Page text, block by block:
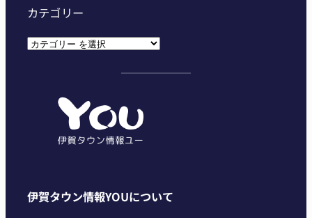
カテゴリー
カ
伊賀タウン情報YOUについて